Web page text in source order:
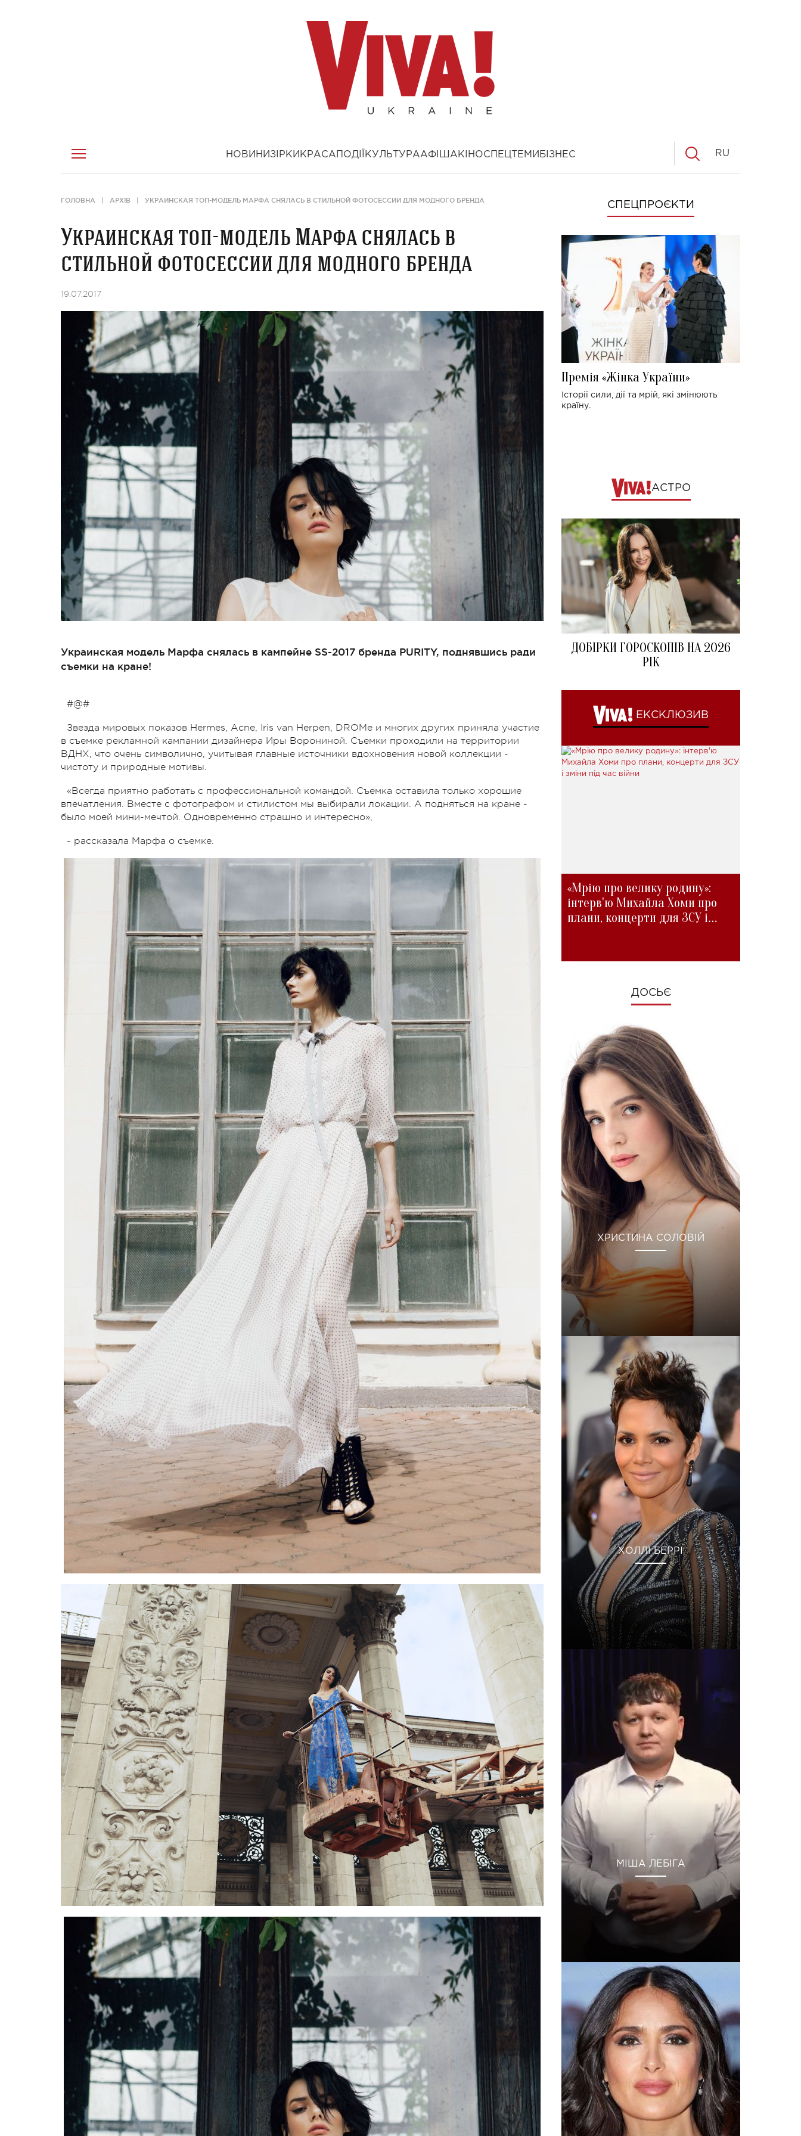
НОВИНИ ЗІРКИ КРАСА ПОДІЇ КУЛЬТУРААФІША КІНОСПЕЦТЕМИ БІЗНЕС RU
ГОЛОВНА АРХІВ УКРАИНСКАЯ ТОП-МОДЕЛЬ МАРФА СНЯЛАСЬ В СТИЛЬНОЙ ФОТОСЕССИИ ДЛЯ МОДНОГО БРЕНДА
Украинская топ-модель Марфа снялась в
стильной фотосессии для модного бренда
19.07.2017
Украинская модель Марфа снялась в кампейне SS-2017 бренда PURITY, поднявшись ради
съемки на кране!
#@#
Звезда мировых показов Hermes, Acne, Iris van Herpen, DROMe и многих других приняла участие
в съемке рекламной кампании дизайнера Иры Ворониной. Съемки проходили на территории
ВДНХ, что очень символично, учитывая главные источники вдохновения новой коллекции -
чистоту и природные мотивы.
«Всегда приятно работать с профессиональной командой. Съемка оставила только хорошие
впечатления. Вместе с фотографом и стилистом мы выбирали локации. А подняться на кране -
было моей мини-мечтой. Одновременно страшно и интересно»,
- рассказала Марфа о съемке.
СПЕЦПРОЄКТИ
Премія «Жінка України»
Історії сили, дії та мрій, які змінюють
країну.
АСТРО
ДОБІРКИ ГОРОСКОПІВ НА 2026
РІК
ЕКСКЛЮЗИВ
«Мрію про велику родину»:
інтерв'ю Михайла Хоми про
плани, концерти для ЗСУ і
ДОСЬЄ
ХРИСТИНА СОЛОВІЙ
ХОЛЛІ БЕРРІ
МІША ЛЕБІГА